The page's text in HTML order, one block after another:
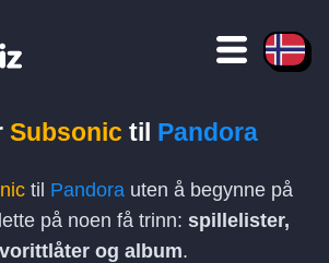
Subsonic til Pandora
til Pandorauten å begynne på
på noen få trinn: spillelister,
og album.